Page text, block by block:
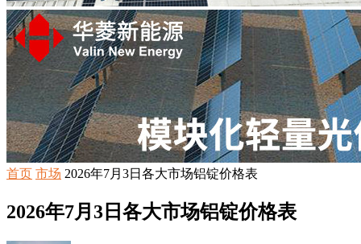
首页 市场 2026年7月3日各大市场铝锭价格表
2026年7月3日各大市场铝锭价格表